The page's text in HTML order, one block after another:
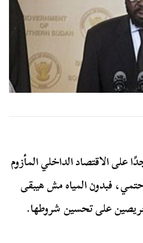
الاقتصاد الداخلي المأزوم
فبدون المياه مش هيبقى
على تحسين شروطها.